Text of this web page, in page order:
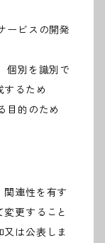
ービスの開発
個別を識別で
するため
目的のため
関連性を有す
更すること
は公表しま